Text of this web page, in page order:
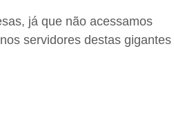
já que não acessamos
servidores destas gigantes